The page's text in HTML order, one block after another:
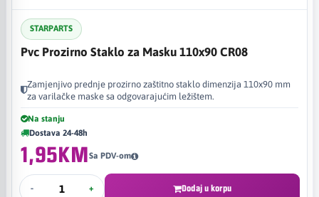
STARPARTS
Pvc Prozirno Staklo za Masku 110x90 CR08
Zamjenjivo prednje prozirno zaštitno staklo dimenzija 110x90 mm
za varilačke maske sa odgovarajućim ležištem.
Na stanju
Dostava 24-48h
1,95KMSa PDV-om
- + Dodaj u korpu